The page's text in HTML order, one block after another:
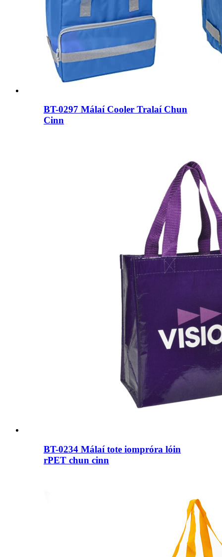
BT-0297 Málaí Cooler Tralaí Chun
Cinn
BT-0234 Málaí tote iompróra lóin
rPET chun cinn